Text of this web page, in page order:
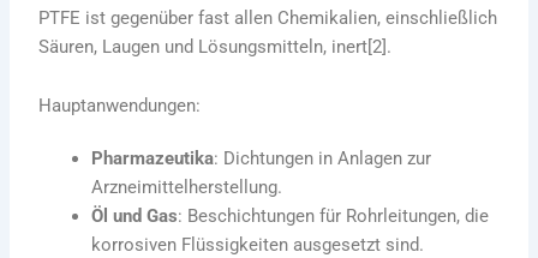
PTFE ist gegenüber fast allen Chemikalien, einschließlich
Säuren, Laugen und Lösungsmitteln, inert[2].
Hauptanwendungen:
Pharmazeutika: Dichtungen in Anlagen zur
Arzneimittelherstellung.
Öl und Gas: Beschichtungen für Rohrleitungen, die
korrosiven Flüssigkeiten ausgesetzt sind.